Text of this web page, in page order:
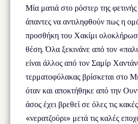
Μία ματιά στο ρόστερ της φετινής
άπαντες να αντιληφθούν πως η
προσθήκη του Χακίμι
θέση. Όλα ξεκινάνε από τον
είναι άλλος από τον Σαμίρ
τερματοφύλακας βρίσκεται στο
όταν και αποκτήθηκε από την
άσος έχει βρεθεί σε όλες τις
«νερατζούρι» μετά τις καλές